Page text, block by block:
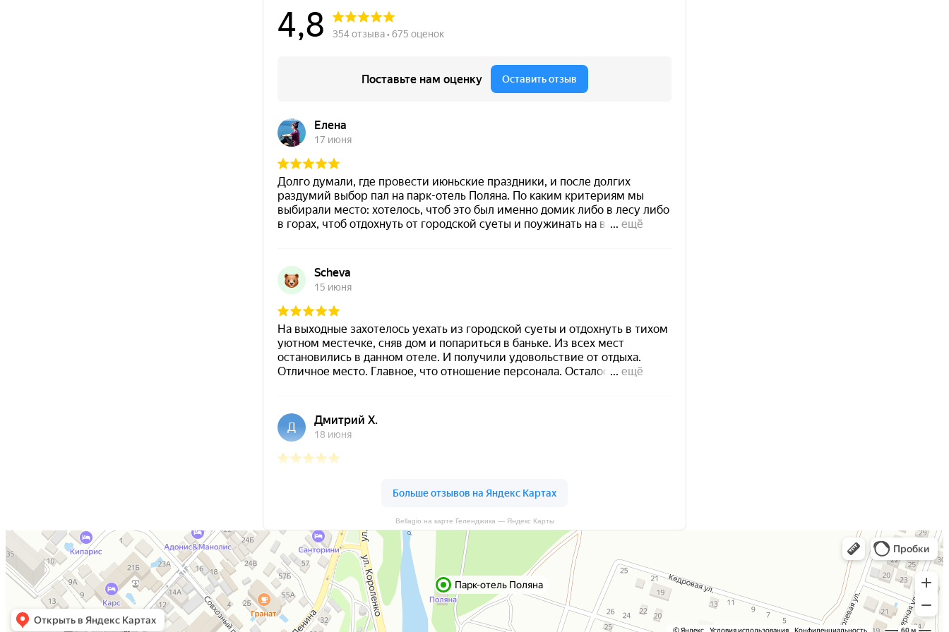
Bellagio на карте Геленджика — Яндекс Карты